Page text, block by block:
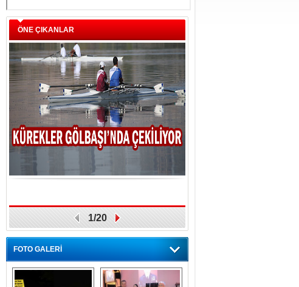
ÖNE ÇIKANLAR
1/20
FOTO GALERİ